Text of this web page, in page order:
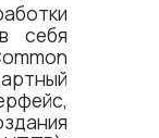
себя